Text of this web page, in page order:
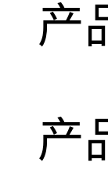
产
产